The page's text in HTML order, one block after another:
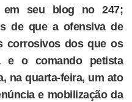
seu blog no 247;
de que a ofensiva de
corrosivos dos que os
e o comando petista
na quarta-feira, um ato
e mobilização da